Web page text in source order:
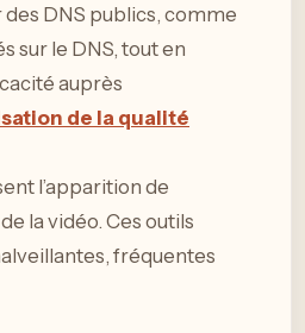
DNS publics, comme
sur le DNS, tout en
auprès
de la qualité
l’apparition de
la vidéo. Ces outils
fréquentes